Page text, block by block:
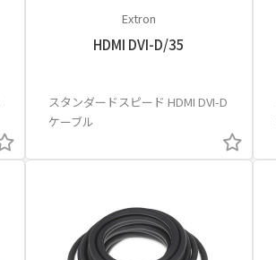
Extron
HDMI DVI-D/35
スタンダードスピード HDMI DVI-D
ケーブル